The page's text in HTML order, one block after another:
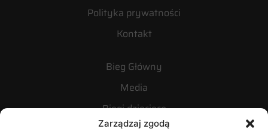
Zarządzaj zgodą
Polityka prywatności
Kontakt
Bieg Główny
Media
Biegi dziecięce